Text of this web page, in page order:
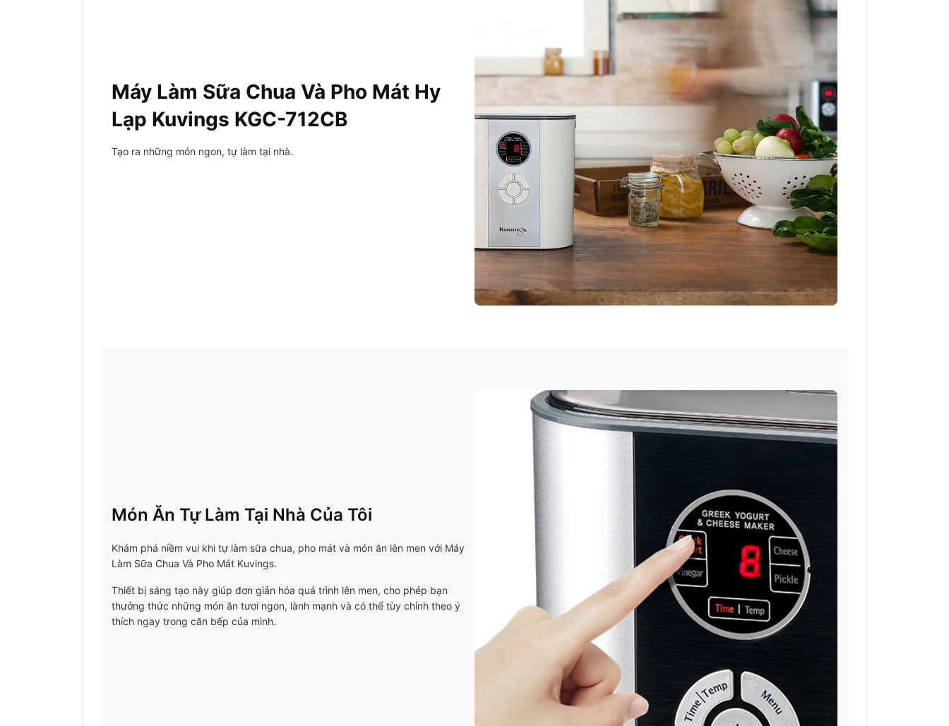
Máy Làm Sữa Chua Và Pho Mát Hy
Lạp Kuvings KGC-712CB
Tạo ra những món ngon, tự làm tại nhà.
Món Ăn Tự Làm Tại Nhà Của Tôi
Khám phá niềm vui khi tự làm sữa chua, pho mát và món ăn lên men với Máy
Làm Sữa Chua Và Pho Mát Kuvings.
Thiết bị sáng tạo này giúp đơn giản hóa quá trình lên men, cho phép bạn
thưởng thức những món ăn tươi ngon, lành mạnh và có thể tùy chỉnh theo ý
thích ngay trong căn bếp của mình.